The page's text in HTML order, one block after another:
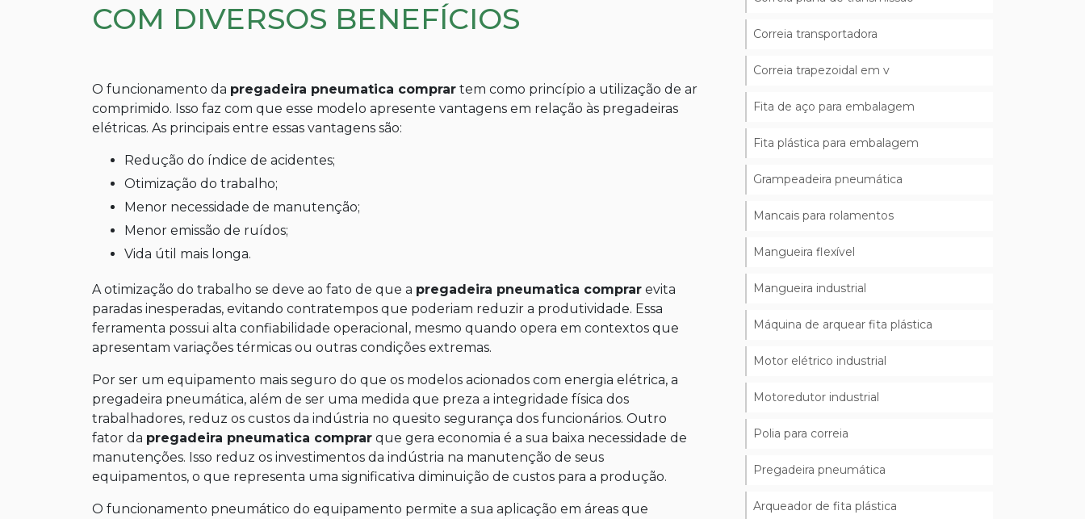
COM DIVERSOS BENEFÍCIOS
O funcionamento da pregadeira pneumatica comprar tem como princípio a utilização de ar
comprimido. Isso faz com que esse modelo apresente vantagens em relação às pregadeiras
elétricas. As principais entre essas vantagens são:
Redução do índice de acidentes;
Otimização do trabalho;
Menor necessidade de manutenção;
Menor emissão de ruídos;
Vida útil mais longa.
A otimização do trabalho se deve ao fato de que a pregadeira pneumatica comprar evita
paradas inesperadas, evitando contratempos que poderiam reduzir a produtividade. Essa
ferramenta possui alta confiabilidade operacional, mesmo quando opera em contextos que
apresentam variações térmicas ou outras condições extremas.
Por ser um equipamento mais seguro do que os modelos acionados com energia elétrica, a
pregadeira pneumática, além de ser uma medida que preza a integridade física dos
trabalhadores, reduz os custos da indústria no quesito segurança dos funcionários. Outro
fator da pregadeira pneumatica comprar que gera economia é a sua baixa necessidade de
manutenções. Isso reduz os investimentos da indústria na manutenção de seus
equipamentos, o que representa uma significativa diminuição de custos para a produção.
O funcionamento pneumático do equipamento permite a sua aplicação em áreas que
Correia transportadora
Correia trapezoidal em v
Fita de aço para embalagem
Fita plástica para embalagem
Grampeadeira pneumática
Mancais para rolamentos
Mangueira flexível
Mangueira industrial
Máquina de arquear fita plástica
Motor elétrico industrial
Motoredutor industrial
Polia para correia
Pregadeira pneumática
Arqueador de fita plástica